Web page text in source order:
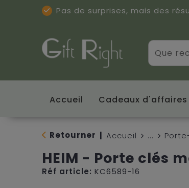
Pas de surprises, mais des
Accueil Cadeaux d'affaires
Retourner Accueil ...
HEIM - Porte clés
Réf article: KC6589-16